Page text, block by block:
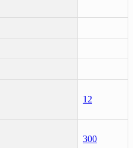
12
300